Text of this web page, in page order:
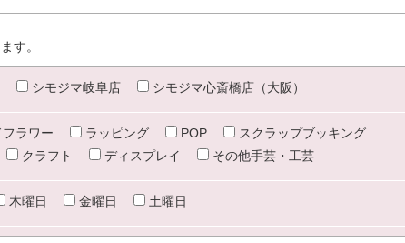
す。
シモジマ岐阜店 シモジマ心斎橋店（大阪）
ラワー ラッピング POP
スクラップブッキング
クラフト ディスプレイ その他手芸・工芸
木曜日 金曜日 土曜日